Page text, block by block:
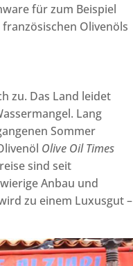
für zum Beispiel
Olivenöls
zu. Das Land leidet
Lang
Sommer
Olive Oil Times
sind seit
Anbau und
zu einem Luxusgut –